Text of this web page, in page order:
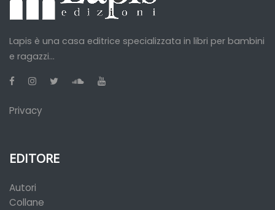
Lapis è una casa editrice specializzata in libri per bambini
e ragazzi...
Privacy
EDITORE
Autori
Collane